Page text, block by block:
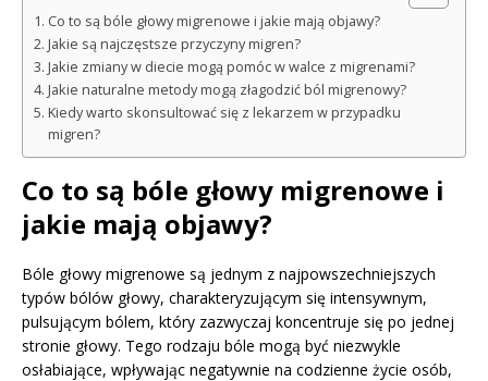
Co to są bóle głowy migrenowe i jakie mają objawy?
Jakie są najczęstsze przyczyny migren?
Jakie zmiany w diecie mogą pomóc w walce z migrenami?
Jakie naturalne metody mogą złagodzić ból migrenowy?
Kiedy warto skonsultować się z lekarzem w przypadku
migren?
Co to są bóle głowy migrenowe i
jakie mają objawy?
Bóle głowy migrenowe są jednym z najpowszechniejszych
typów bólów głowy, charakteryzującym się intensywnym,
pulsującym bólem, który zazwyczaj koncentruje się po jednej
stronie głowy. Tego rodzaju bóle mogą być niezwykle
osłabiające, wpływając negatywnie na codzienne życie osób,